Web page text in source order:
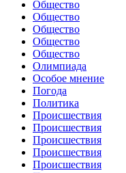
Общество
Общество
Общество
Общество
Общество
Олимпиада
Особое мнение
Погода
Политика
Происшествия
Происшествия
Происшествия
Происшествия
Происшествия